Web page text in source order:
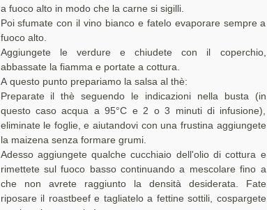
a fuoco alto in modo che la carne si sigilli.
Poi sfumate con il vino bianco e fatelo evaporare sempre a
fuoco alto.
Aggiungete le verdure e chiudete con il coperchio,
abbassate la fiamma e portate a cottura.
A questo punto prepariamo la salsa al thè:
Preparate il thè seguendo le indicazioni nella busta (in
questo caso acqua a 95°C e 2 o 3 minuti di infusione),
eliminate le foglie, e aiutandovi con una frustina aggiungete
la maizena senza formare grumi.
Adesso aggiungete qualche cucchiaio dell'olio di cottura e
rimettete sul fuoco basso continuando a mescolare fino a
che non avrete raggiunto la densità desiderata. Fate
riposare il roastbeef e tagliatelo a fettine sottili, cospargete